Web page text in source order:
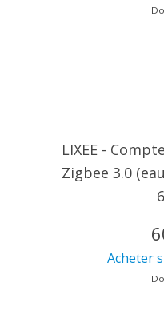
LIXEE -
Zigbee 3.0
Acheter